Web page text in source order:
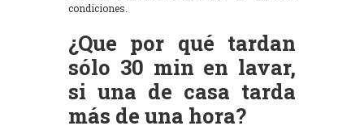
condiciones.
¿Que por qué tardan
sólo 30 min en lavar,
si una de casa tarda
más de una hora?